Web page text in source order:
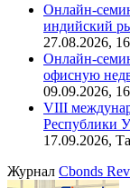
Поиск
Ближайшие
Онлайн-
индийский
27.08.2026,
Онлайн-
офисную
VIII